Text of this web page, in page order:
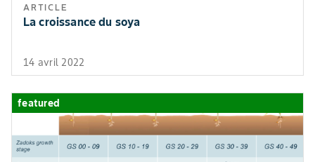
ARTICLE
La croissance du soya
14 avril 2022
featured